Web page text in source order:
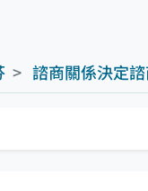
諮商關係決定